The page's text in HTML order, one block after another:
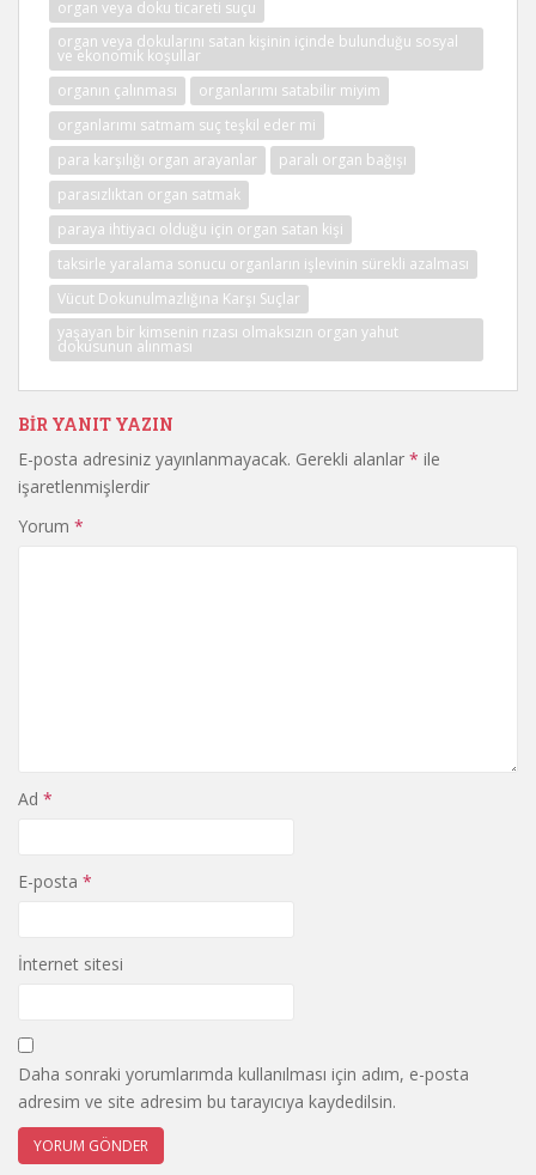
organ veya doku ticareti suçu
organ veya dokularını satan kişinin içinde bulunduğu sosyal
ve ekonomik koşullar
organın çalınması
organlarımı satabilir miyim
organlarımı satmam suç teşkil eder mi
para karşılığı organ arayanlar
paralı organ bağışı
parasızlıktan organ satmak
paraya ihtiyacı olduğu için organ satan kişi
taksirle yaralama sonucu organların işlevinin sürekli azalması
Vücut Dokunulmazlığına Karşı Suçlar
yaşayan bir kimsenin rızası olmaksızın organ yahut
dokusunun alınması
BIR YANIT YAZIN
E-posta adresiniz yayınlanmayacak. Gerekli alanlar * ile
işaretlenmişlerdir
Yorum *
Ad *
E-posta *
İnternet sitesi
Daha sonraki yorumlarımda kullanılması için adım, e-posta
adresim ve site adresim bu tarayıcıya kaydedilsin.